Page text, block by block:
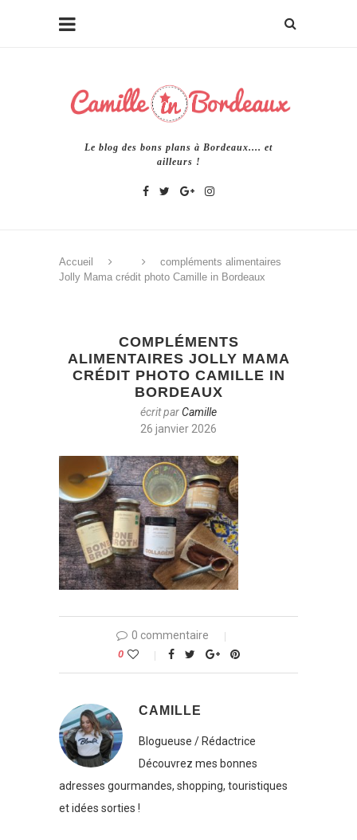
Le blog des bons plans à Bordeaux.... et
ailleurs !
Accueil
compléments alimentaires
Jolly Mama crédit photo Camille in Bordeaux
COMPLÉMENTS
ALIMENTAIRES JOLLY MAMA
CRÉDIT PHOTO CAMILLE IN
BORDEAUX
écrit parCamille
26 janvier 2026
0 commentaire
0
CAMILLE
Blogueuse / Rédactrice
Découvrez mes bonnes
adresses gourmandes, shopping, touristiques
et idées sorties !